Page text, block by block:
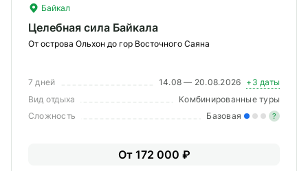
Байкал
Целебная сила Байкала
От острова Ольхон до гор Восточного Саяна
7 дней 14.08 — 20.08.2026 +3 даты
Вид отдыха
Комбинированные туры
Сложность
Базовая ?
От 172 000 ₽